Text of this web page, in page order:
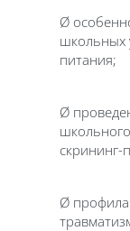
Ø
школьных
Ø
Ø